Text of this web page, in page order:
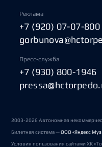
Реклама
+7 (920) 07-07-800
Пресс-служба
+7 (930) 800-1946
2003-2026 Автономная
Билетная система —ООО «Яндекс
Условия пользования сайтами ХК